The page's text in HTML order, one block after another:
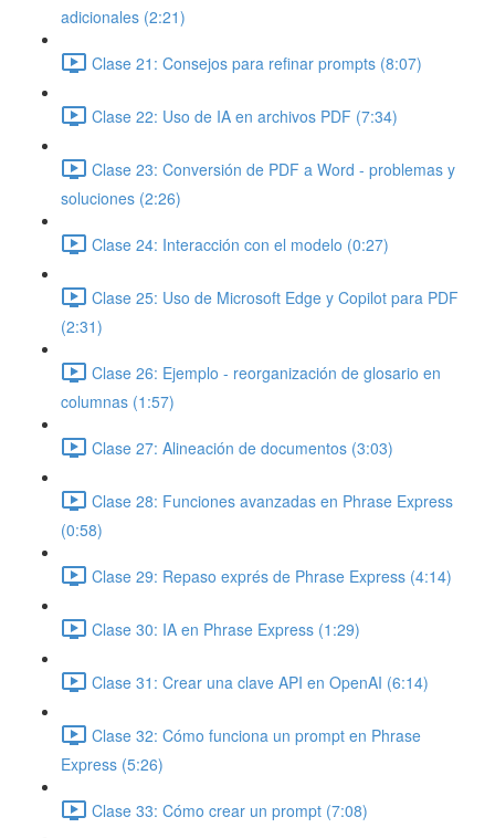
adicionales (2:21)
Clase 21: Consejos para refinar prompts (8:07)
Clase 22: Uso de IA en archivos PDF (7:34)
Clase 23: Conversión de PDF a Word - problemas y
soluciones (2:26)
Clase 24: Interacción con el modelo (0:27)
Clase 25: Uso de Microsoft Edge y Copilot para PDF
(2:31)
Clase 26: Ejemplo - reorganización de glosario en
columnas (1:57)
Clase 27: Alineación de documentos (3:03)
Clase 28: Funciones avanzadas en Phrase Express
(0:58)
Clase 29: Repaso exprés de Phrase Express (4:14)
Clase 30: IA en Phrase Express (1:29)
Clase 31: Crear una clave API en OpenAI (6:14)
Clase 32: Cómo funciona un prompt en Phrase
Express (5:26)
Clase 33: Cómo crear un prompt (7:08)